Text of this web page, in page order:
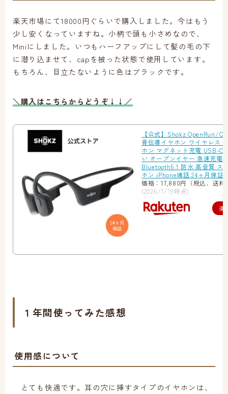
楽天市場にて18000円ぐらいで購入しました。今はもう
少し安くなっていますね。小柄で頭も小さめなので、
Miniにしました。いつもハーフアップにして髪の毛の下
に潜り込ませて、capを被った状態で使用しています。
もちろん、目立たないように色はブラックです。
＼購入はこちらからどうぞ↓↓／
【公式】Shokz OpenRun/
骨伝導イヤホン ワイヤレス
ホン マグネット充電 USB-C
い オープンイヤー 急速充電
Bluetooth5.1 防水 高音質 ス
ホン iPhone通話 24ヶ月保証
価格：17,880円（税込、送料
(2026/7/19時点)
楽
１年間使ってみた感想
使用感について
とても快適です。耳の穴に挿すタイプのイヤホンは、